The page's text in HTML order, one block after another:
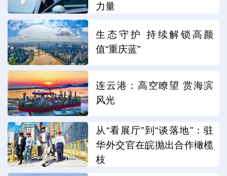
力量
生态守护 持续解锁高颜
值“重庆蓝”
连云港：高空瞭望 赏海滨
风光
从“看展厅”到“谈落地”：驻
华外交官在皖抛出合作橄榄
枝